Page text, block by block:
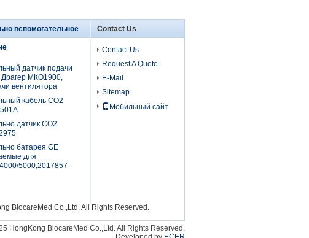
вспомогательное
датчик подачи
МКО1900,
вентилятора
кабель СО2
датчик СО2
батарея GE
для
5000,2017857-
Contact Us
Contact Us
Request A Quote
E-Mail
Sitemap
Мобильный сайт
BiocareMed Co.,Ltd. All Rights Reserved.
HongKong BiocareMed Co.,Ltd. All Rights Reserved.